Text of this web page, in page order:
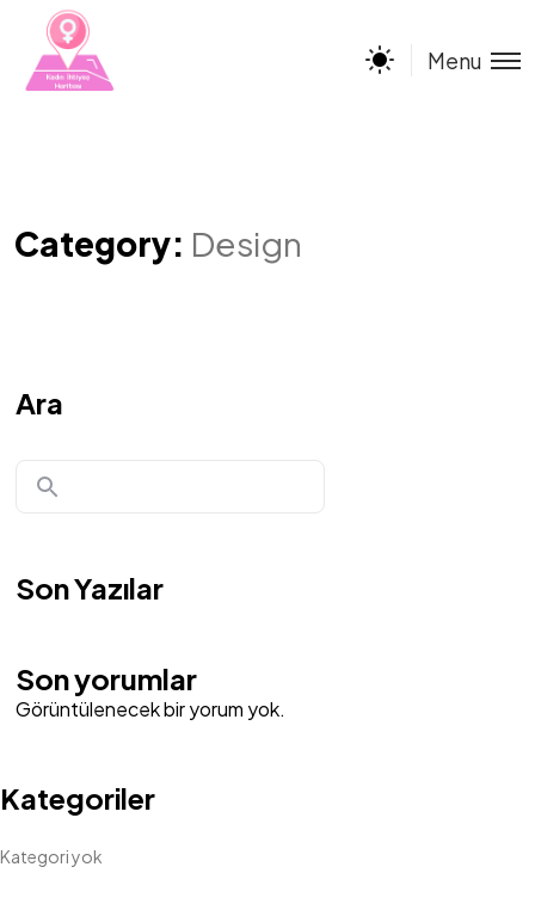
Menu
Category: Design
Ara
Son Yazılar
Son yorumlar
Görüntülenecek bir yorum yok.
Kategoriler
Kategori yok